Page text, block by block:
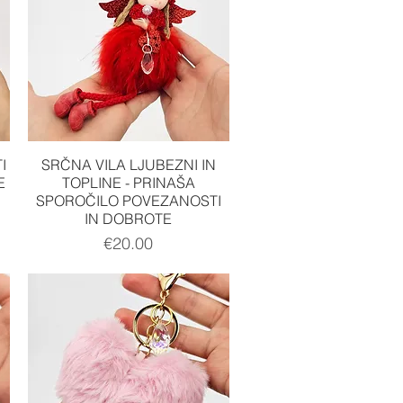
Quick View
SRČNA VILA LJUBEZNI IN
TOPLINE - PRINAŠA
SPOROČILO POVEZANOSTI
IN DOBROTE
Price
€20.00